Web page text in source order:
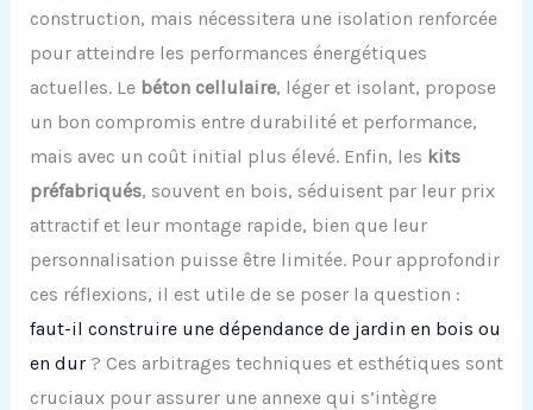
construction, mais nécessitera une isolation renforcée
pour atteindre les performances énergétiques
actuelles. Le béton cellulaire, léger et isolant, propose
un bon compromis entre durabilité et performance,
mais avec un coût initial plus élevé. Enfin, les kits
préfabriqués, souvent en bois, séduisent par leur prix
attractif et leur montage rapide, bien que leur
personnalisation puisse être limitée. Pour approfondir
ces réflexions, il est utile de se poser la question :
faut-il construire une dépendance de jardin en bois ou
en dur? Ces arbitrages techniques et esthétiques sont
cruciaux pour assurer une annexe qui s’intègre